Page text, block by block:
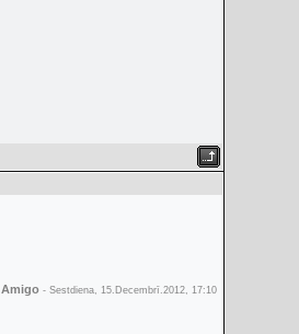
Amigo - Sestdiena, 15.Decembrī.2012, 17:10